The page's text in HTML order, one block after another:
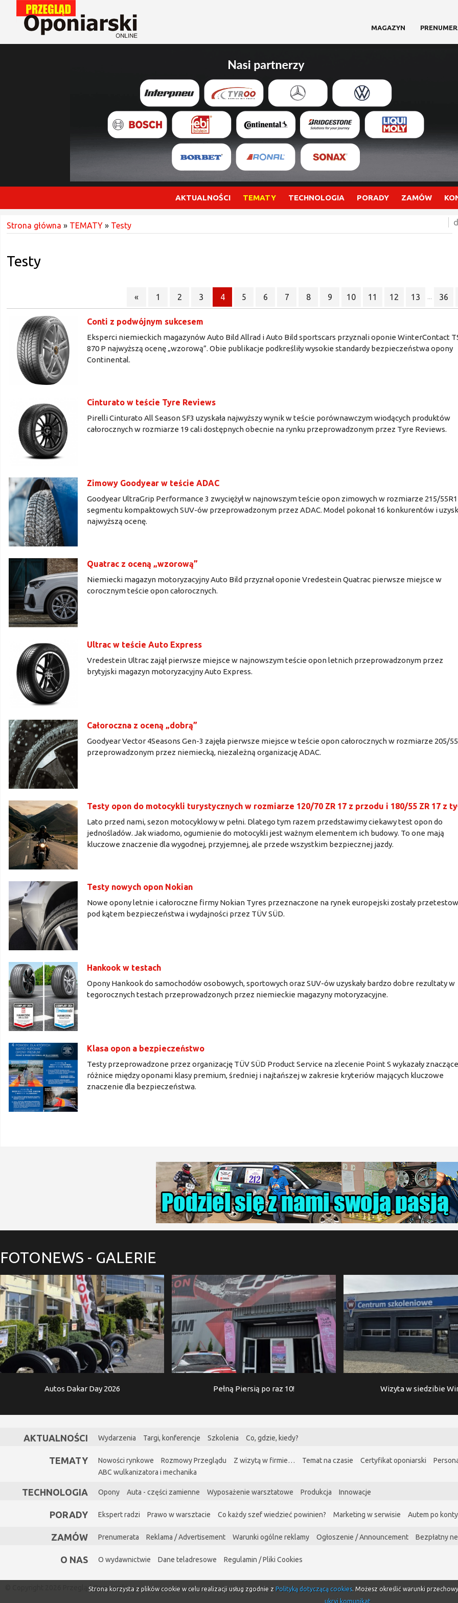
MAGAZYN
AKTUALNOŚCI TEMATY TECHNOLOGIA PORADY ZAMÓW
Strona główna » TEMATY » Testy
Testy
« 1 2 3 4 5 6 7 8 9 10 11 12 13 36
Conti z podwójnym sukcesem
Eksperci niemieckich magazynów Auto Bild Allrad i Auto Bild sportscars przyznali oponie WinterContact
870 P najwyższą ocenę „wzorową”. Obie publikacje podkreśliły wysokie standardy bezpieczeństwa opony
Continental.
Cinturato w teście Tyre Reviews
Pirelli Cinturato All Season SF3 uzyskała najwyższy wynik w teście porównawczym wiodących produktów
całorocznych w rozmiarze 19 cali dostępnych obecnie na rynku przeprowadzonym przez Tyre Reviews.
Zimowy Goodyear w teście ADAC
Goodyear UltraGrip Performance 3 zwyciężył w najnowszym teście opon zimowych w rozmiarze 215/
segmentu kompaktowych SUV-ów przeprowadzonym przez ADAC. Model pokonał 16 konkurentów i
najwyższą ocenę.
Quatrac z oceną „wzorową”
Niemiecki magazyn motoryzacyjny Auto Bild przyznał oponie Vredestein Quatrac pierwsze miejsce w
corocznym teście opon całorocznych.
Ultrac w teście Auto Express
Vredestein Ultrac zajął pierwsze miejsce w najnowszym teście opon letnich przeprowadzonym przez
brytyjski magazyn motoryzacyjny Auto Express.
Całoroczna z oceną „dobrą”
Goodyear Vector 4Seasons Gen-3 zajęła pierwsze miejsce w teście opon całorocznych w rozmiarze 205/
przeprowadzonym przez niemiecką, niezależną organizację ADAC.
Testy opon do motocykli turystycznych w rozmiarze 120/70 ZR 17 z przodu i 180/55 ZR 17 z
Lato przed nami, sezon motocyklowy w pełni. Dlatego tym razem przedstawimy ciekawy test opon do
jednośladów. Jak wiadomo, ogumienie do motocykli jest ważnym elementem ich budowy. To one mają
kluczowe znaczenie dla wygodnej, przyjemnej, ale przede wszystkim bezpiecznej jazdy.
Testy nowych opon Nokian
Nowe opony letnie i całoroczne firmy Nokian Tyres przeznaczone na rynek europejski zostały
pod kątem bezpieczeństwa i wydajności przez TÜV SÜD.
Hankook w testach
Opony Hankook do samochodów osobowych, sportowych oraz SUV-ów uzyskały bardzo dobre rezultaty w
tegorocznych testach przeprowadzonych przez niemieckie magazyny motoryzacyjne.
Klasa opon a bezpieczeństwo
Testy przeprowadzone przez organizację TÜV SÜD Product Service na zlecenie Point S wykazały znaczące
różnice między oponami klasy premium, średniej i najtańszej w zakresie kryteriów mających kluczowe
znaczenie dla bezpieczeństwa.
FOTONEWS - GALERIE
Autos Dakar Day 2026 Pełną Piersią po raz 10! Wizyta w siedzibie
AKTUALNOŚCI Wydarzenia Targi, konferencje Szkolenia Co, gdzie, kiedy?
TEMATY Nowości rynkowe Rozmowy Przeglądu Z wizytą w firmie… Temat na czasie Certyfikat oponiarski
ABC wulkanizatora i mechanika
TECHNOLOGIA Opony Auta - części zamienne Wyposażenie warsztatowe Produkcja Innowacje
PORADY Ekspert radzi Prawo w warsztacie Co każdy szef wiedzieć powinien? Marketing w serwisie Autem po
ZAMÓW Prenumerata Reklama / Advertisement Warunki ogólne reklamy Ogłoszenie / Announcement Bezpłatny
O NAS O wydawnictwie Dane teladresowe Regulamin / Pliki Cookies
© Copyright 2026 Przegląd OponiarskiStrona korzysta z plików cookie w celu realizacji usług zgodnie z Polityką dotyczącą cookies. Możesz określić warunki
ukryj komunikat